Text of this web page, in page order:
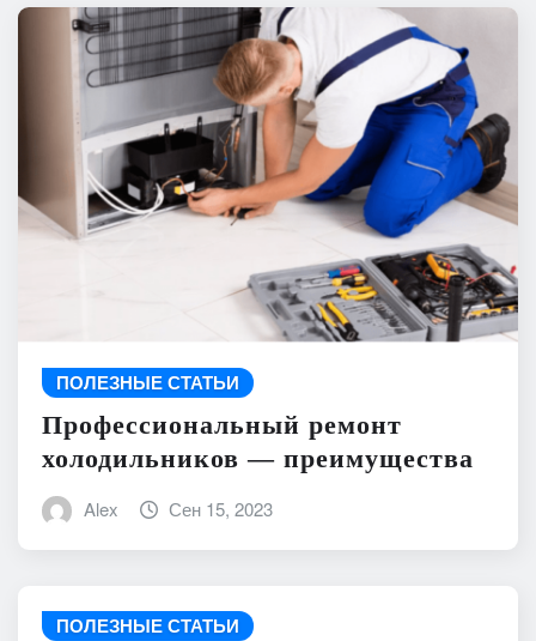
ПОЛЕЗНЫЕ СТАТЬИ
Профессиональный ремонт
холодильников — преимущества
Alex Сен 15, 2023
ПОЛЕЗНЫЕ СТАТЬИ